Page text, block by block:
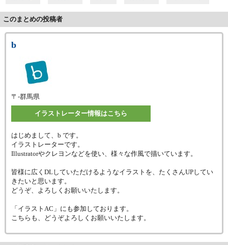
このまとめの投稿者
b
〒-群馬県
イラストレーター情報はこちら
はじめまして、b です。
イラストレーターです。
Illustratorやクレヨンなどを使い、様々な作風で描いています。
皆様に広くDLしていただけるようなイラストを、たくさんUPしてい
きたいと思います。
どうぞ、よろしくお願いいたします。
「イラストAC」にも参加しております。
こちらも、どうぞよろしくお願いいたします。